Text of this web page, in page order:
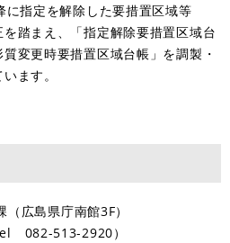
に指定を解除した要措置区域等
踏まえ、「指定解除要措置区域台
変更時要措置区域台帳」を調製・
ます。
広島県庁南館3F）
082-513-2920）